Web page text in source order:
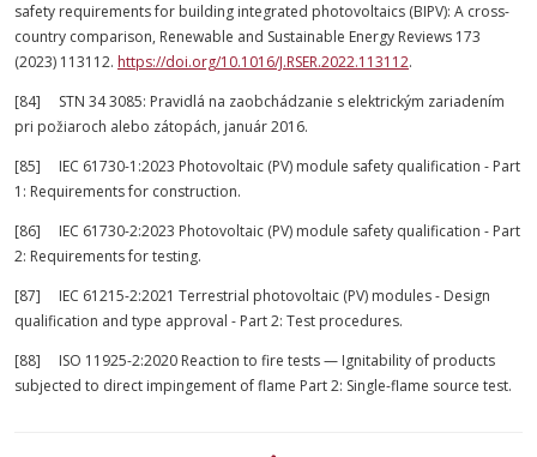
safety requirements for building integrated photovoltaics (BIPV): A cross-
country comparison, Renewable and Sustainable Energy Reviews 173
(2023) 113112. https://doi.org/10.1016/J.RSER.2022.113112.
[84] STN 34 3085: Pravidlá na zaobchádzanie s elektrickým zariadením
pri požiaroch alebo zátopách, január 2016.
[85] IEC 61730-1:2023 Photovoltaic (PV) module safety qualification - Part
1: Requirements for construction.
[86] IEC 61730-2:2023 Photovoltaic (PV) module safety qualification - Part
2: Requirements for testing.
[87] IEC 61215-2:2021 Terrestrial photovoltaic (PV) modules - Design
qualification and type approval - Part 2: Test procedures.
[88] ISO 11925-2:2020 Reaction to fire tests — Ignitability of products
subjected to direct impingement of flame Part 2: Single-flame source test.